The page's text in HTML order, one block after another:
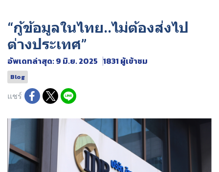
“กู้ข้อมูลในไทย..ไม่ต้องส่งไป
ต่างประเทศ”
อัพเดทล่าสุด: 9 มิ.ย. 2025 1831 ผู้เข้าชม
Blog
แชร์